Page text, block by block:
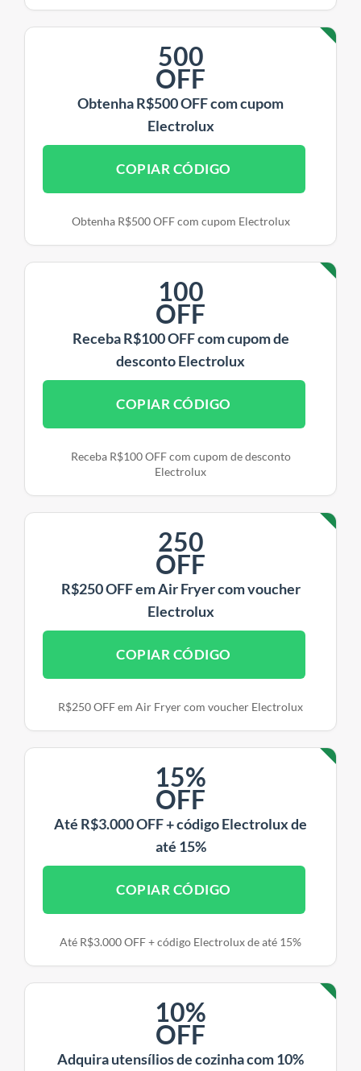
500
OFF
Obtenha R$500 OFF com cupom
Electrolux
COPIAR CÓDIGO
Obtenha R$500 OFF com cupom Electrolux
100
OFF
Receba R$100 OFF com cupom de
desconto Electrolux
COPIAR CÓDIGO
Receba R$100 OFF com cupom de desconto
Electrolux
250
OFF
R$250 OFF em Air Fryer com voucher
Electrolux
COPIAR CÓDIGO
R$250 OFF em Air Fryer com voucher Electrolux
15%
OFF
Até R$3.000 OFF + código Electrolux de
até 15%
COPIAR CÓDIGO
Até R$3.000 OFF + código Electrolux de até 15%
10%
OFF
Adquira utensílios de cozinha com 10%